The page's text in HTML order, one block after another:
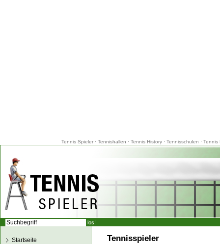
Tennis Spieler· Tennishallen · Tennis History· Tennisschulen · Tennis
Tennisspieler
Startseite
los!